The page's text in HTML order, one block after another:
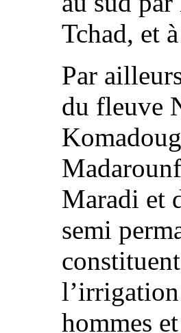
Tchad, et
Par
du fleuve
Maradi et
semi
l’irrigation
hommes